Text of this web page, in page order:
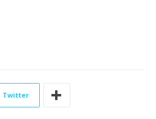
Twitter